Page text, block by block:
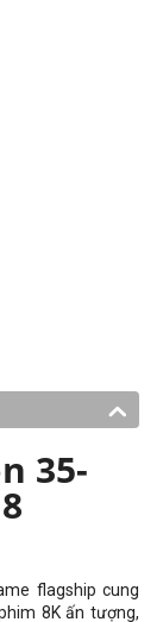
35-
flagship cung
8K ấn tượng,